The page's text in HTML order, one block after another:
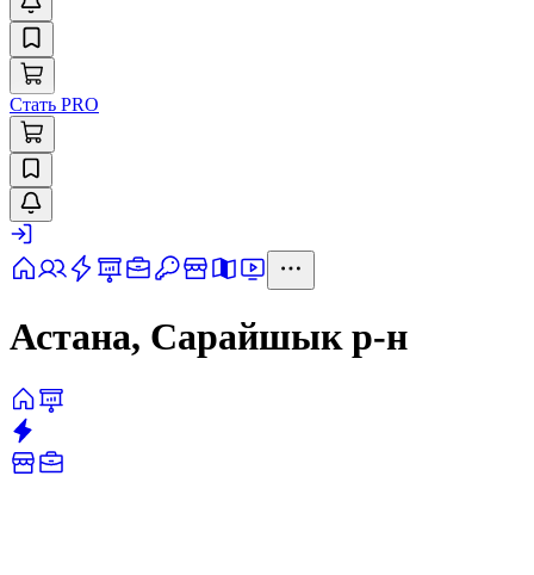
Стать PRO
Астана, Сарайшык р-н